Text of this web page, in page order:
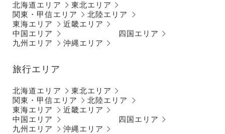
北海道エリア
東北エリア
関東・甲信エリア
北陸エリア
東海エリア
近畿エリア
中国エリア
四国エリア
九州エリア
沖縄エリア
旅行エリア
北海道エリア
東北エリア
関東・甲信エリア
北陸エリア
東海エリア
近畿エリア
中国エリア
四国エリア
九州エリア
沖縄エリア